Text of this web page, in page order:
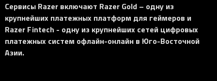
Сервисы Razer включают Razer Gold – одну из
крупнейших платежных платформ для геймеров и
Razer Fintech - одну из крупнейших сетей цифровых
платежных систем офлайн-онлайн в Юго-Восточной
Азии.